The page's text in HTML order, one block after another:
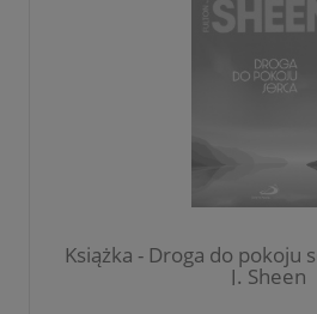
Książka - Droga do pokoju
J. Sheen